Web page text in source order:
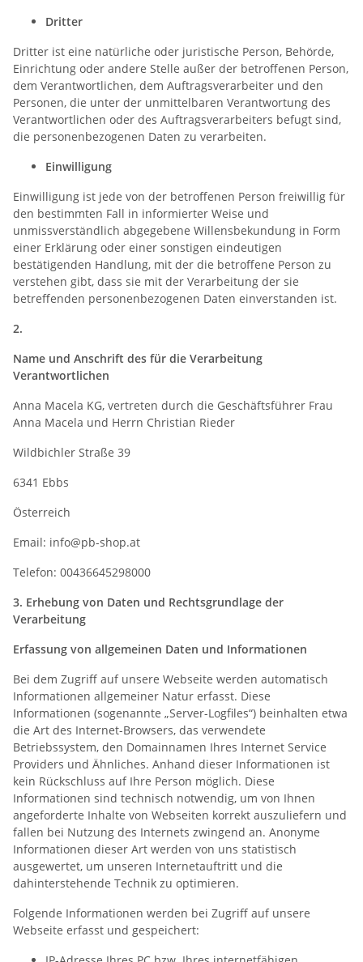
Dritter
Dritter ist eine natürliche oder juristische Person, Behörde,
Einrichtung oder andere Stelle außer der betroffenen Person,
dem Verantwortlichen, dem Auftragsverarbeiter und den
Personen, die unter der unmittelbaren Verantwortung des
Verantwortlichen oder des Auftragsverarbeiters befugt sind,
die personenbezogenen Daten zu verarbeiten.
Einwilligung
Einwilligung ist jede von der betroffenen Person freiwillig für
den bestimmten Fall in informierter Weise und
unmissverständlich abgegebene Willensbekundung in Form
einer Erklärung oder einer sonstigen eindeutigen
bestätigenden Handlung, mit der die betroffene Person zu
verstehen gibt, dass sie mit der Verarbeitung der sie
betreffenden personenbezogenen Daten einverstanden ist.
2.
Name und Anschrift des für die Verarbeitung
Verantwortlichen
Anna Macela KG, vertreten durch die Geschäftsführer Frau
Anna Macela und Herrn Christian Rieder
Wildbichler Straße 39
6341 Ebbs
Österreich
Email: info@pb-shop.at
Telefon: 00436645298000
3. Erhebung von Daten und Rechtsgrundlage der
Verarbeitung
Erfassung von allgemeinen Daten und Informationen
Bei dem Zugriff auf unsere Webseite werden automatisch
Informationen allgemeiner Natur erfasst. Diese
Informationen (sogenannte „Server-Logfiles“) beinhalten etwa
die Art des Internet-Browsers, das verwendete
Betriebssystem, den Domainnamen Ihres Internet Service
Providers und Ähnliches. Anhand dieser Informationen ist
kein Rückschluss auf Ihre Person möglich. Diese
Informationen sind technisch notwendig, um von Ihnen
angeforderte Inhalte von Webseiten korrekt auszuliefern und
fallen bei Nutzung des Internets zwingend an. Anonyme
Informationen dieser Art werden von uns statistisch
ausgewertet, um unseren Internetauftritt und die
dahinterstehende Technik zu optimieren.
Folgende Informationen werden bei Zugriff auf unsere
Webseite erfasst und gespeichert: